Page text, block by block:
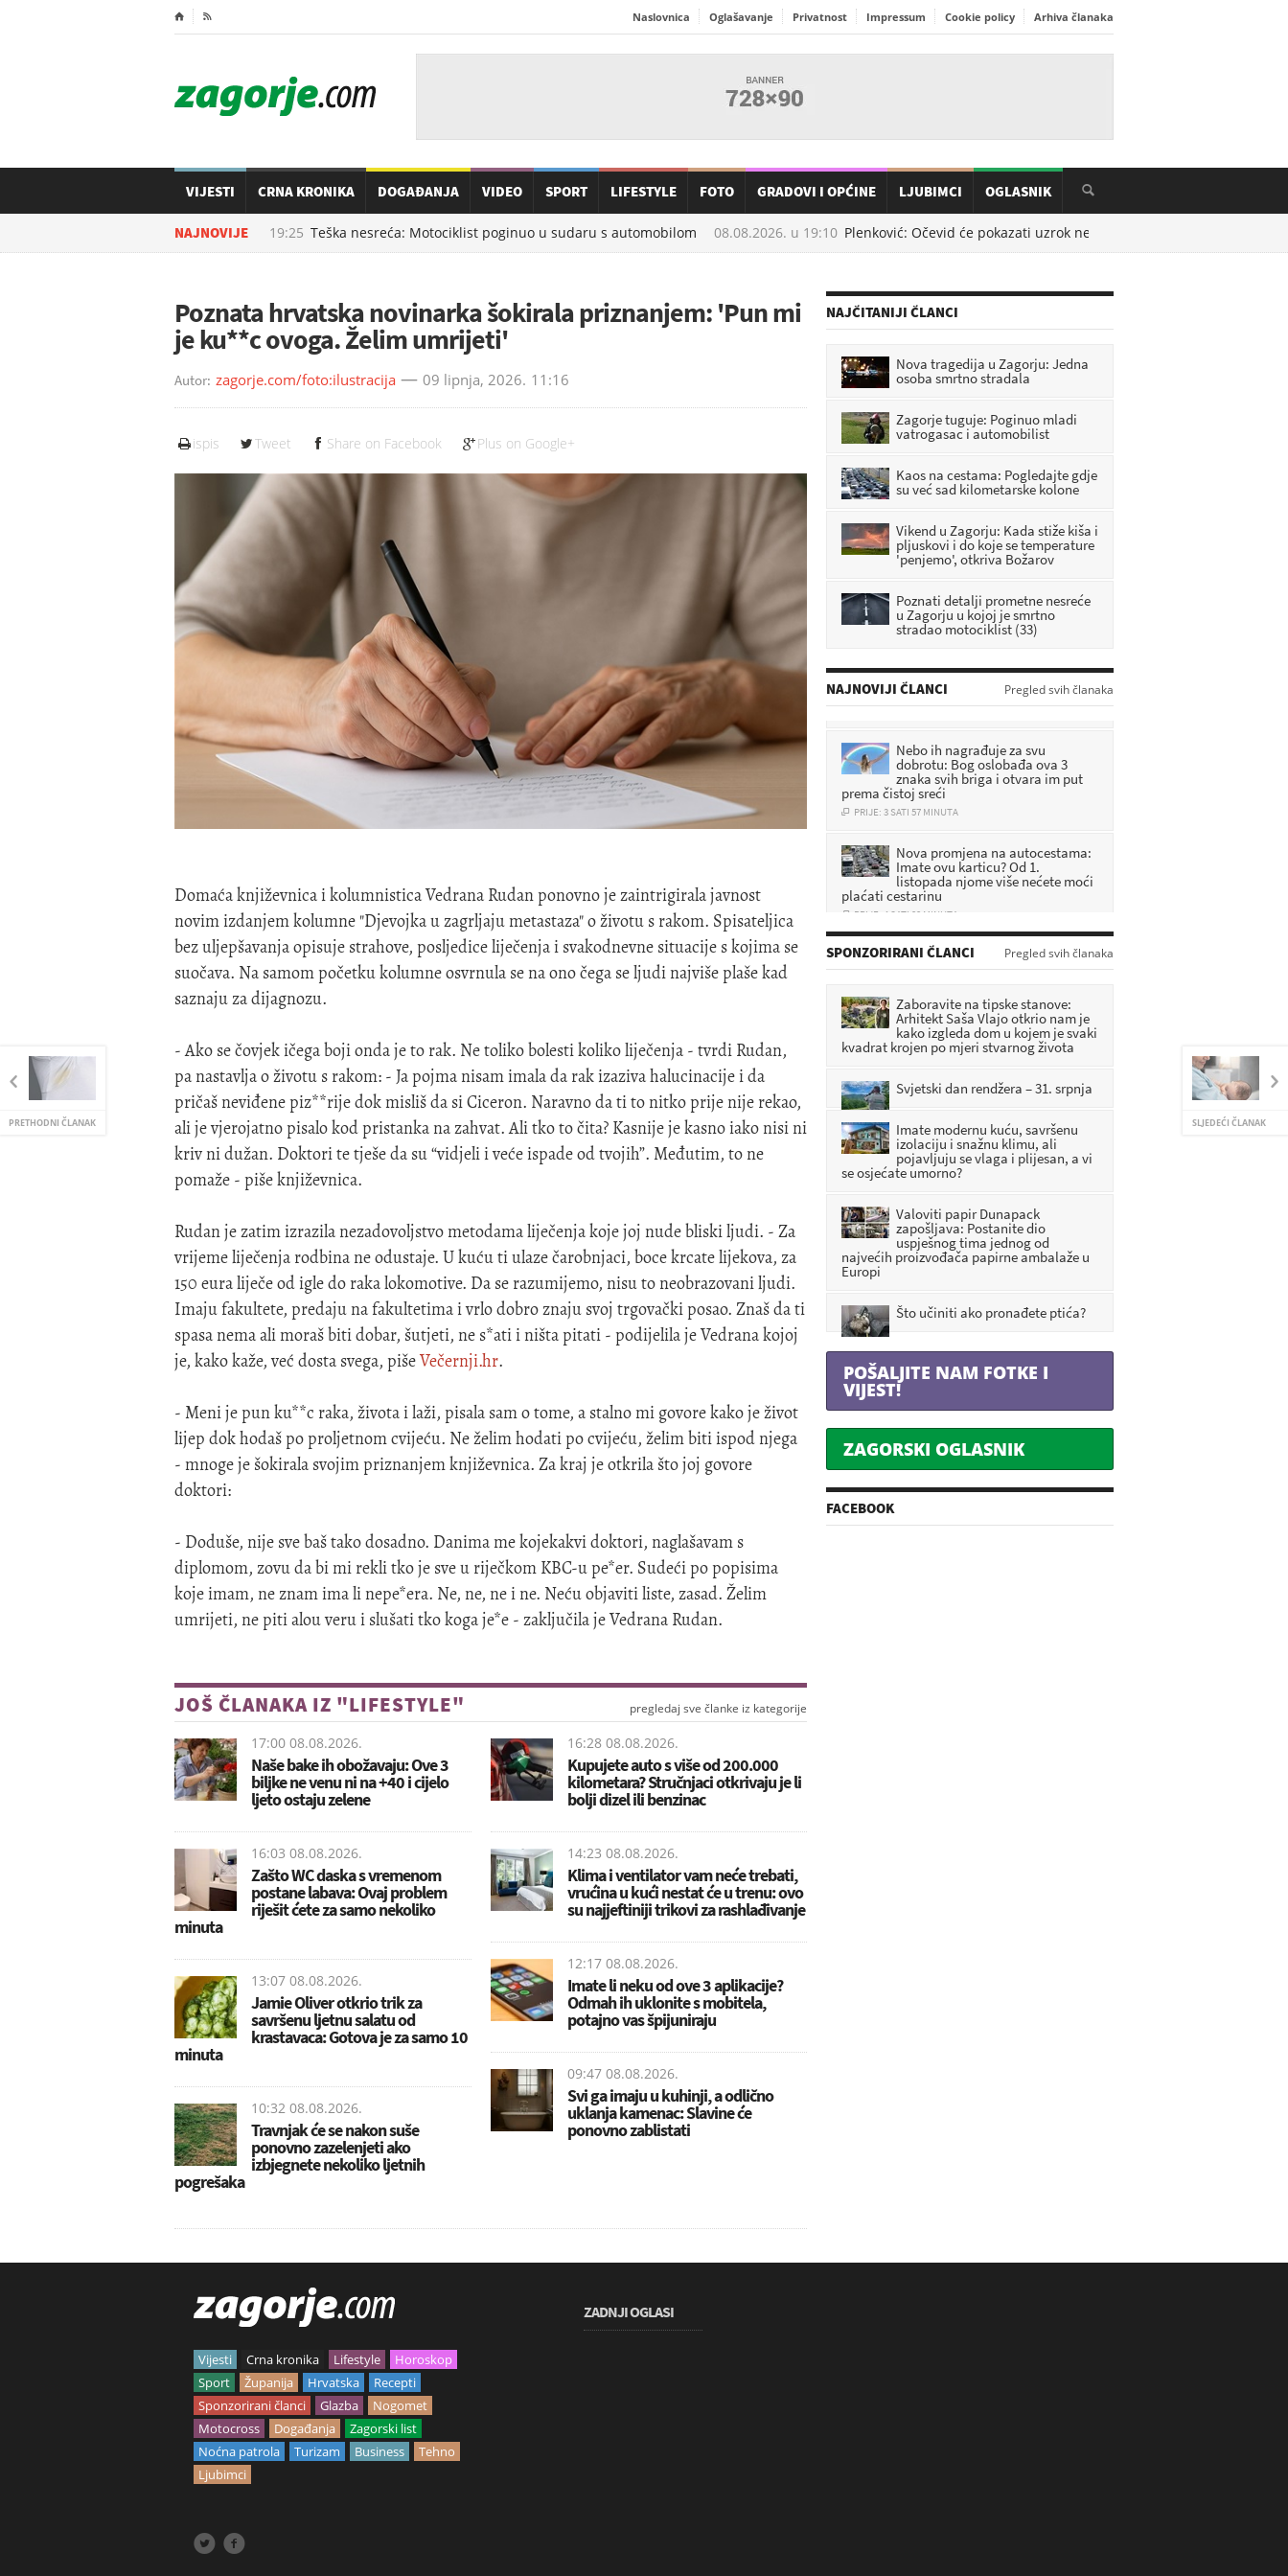
⌂  Naslovnica Oglašavanje Privatnost Impressum Cookie policy Arhiva članaka
VIJESTI CRNA KRONIKA DOGAĐANJA VIDEO SPORT LIFESTYLE FOTO GRADOVI I OPĆINE LJUBIMCI OGLASNIK
NAJNOVIJE
08.08.2026. u 19:25 Teška nesreća: Motociklist poginuo u sudaru s automobilom 08.08.2026. u19:10 Plenković: Očevid će pokazati uzrok nesreće, dobro je da nema žrtava
PRETHODNI ČLANAK SLJEDEĆI ČLANAK
Poznata hrvatska novinarka šokirala priznanjem: 'Pun mi
je ku**c ovoga. Želim umrijeti'
Autor: zagorje.com/foto:ilustracija 09 lipnja, 2026. 11:16
ispis Tweet Share on Facebook Plus on Google+
Domaća književnica i kolumnistica Vedrana Rudan ponovno je zaintrigirala javnost
novim izdanjem kolumne "Djevojka u zagrljaju metastaza" o životu s rakom. Spisateljica
bez uljepšavanja opisuje strahove, posljedice liječenja i svakodnevne situacije s kojima se
suočava. Na samom početku kolumne osvrnula se na ono čega se ljudi najviše plaše kad
saznaju za dijagnozu.
- Ako se čovjek ičega boji onda je to rak. Ne toliko bolesti koliko liječenja - tvrdi Rudan,
pa nastavlja o životu s rakom: - Ja pojma nisam imala da rak izaziva halucinacije i da
pričaš neviđene piz**rije dok misliš da si Ciceron. Naravno da ti to nitko prije nije rekao,
ali je vjerojatno pisalo kod pristanka na zahvat. Ali tko to čita? Kasnije je kasno iako nisi ni
kriv ni dužan. Doktori te tješe da su “vidjeli i veće ispade od tvojih”. Međutim, to ne
pomaže - piše književnica.
Rudan je zatim izrazila nezadovoljstvo metodama liječenja koje joj nude bliski ljudi. - Za
vrijeme liječenja rodbina ne odustaje. U kuću ti ulaze čarobnjaci, boce krcate lijekova, za
150 eura liječe od igle do raka lokomotive. Da se razumijemo, nisu to neobrazovani ljudi.
Imaju fakultete, predaju na fakultetima i vrlo dobro znaju svoj trgovački posao. Znaš da ti
spasa nema ali moraš biti dobar, šutjeti, ne s*ati i ništa pitati - podijelila je Vedrana kojoj
je, kako kaže, već dosta svega, pišeVečernji.hr.
- Meni je pun ku**c raka, života i laži, pisala sam o tome, a stalno mi govore kako je život
lijep dok hodaš po proljetnom cvijeću. Ne želim hodati po cvijeću, želim biti ispod njega
- mnoge je šokirala svojim priznanjem književnica. Za kraj je otkrila što joj govore
doktori:
- Doduše, nije sve baš tako dosadno. Danima me kojekakvi doktori, naglašavam s
diplomom, zovu da bi mi rekli tko je sve u riječkom KBC-u pe*er. Sudeći po popisima
koje imam, ne znam ima li nepe*era. Ne, ne, ne i ne. Neću objaviti liste, zasad. Želim
umrijeti, ne piti alou veru i slušati tko koga je*e - zaključila je Vedrana Rudan.
JOŠ ČLANAKA IZ "LIFESTYLE" pregledaj sve članke iz kategorije
17:00 08.08.2026.
Naše bake ih obožavaju: Ove 3
biljke ne venu ni na +40 i cijelo
ljeto ostaju zelene
16:03 08.08.2026.
Zašto WC daska s vremenom
postane labava: Ovaj problem
riješit ćete za samo nekoliko
minuta
13:07 08.08.2026.
Jamie Oliver otkrio trik za
savršenu ljetnu salatu od
krastavaca: Gotova je za samo 10
minuta
10:32 08.08.2026.
Travnjak će se nakon suše
ponovno zazelenjeti ako
izbjegnete nekoliko ljetnih
pogrešaka
16:28 08.08.2026.
Kupujete auto s više od 200.000
kilometara? Stručnjaci otkrivaju je li
bolji dizel ili benzinac
14:23 08.08.2026.
Klima i ventilator vam neće trebati,
vrućina u kući nestat će u trenu: ovo
su najjeftiniji trikovi za rashlađivanje
12:17 08.08.2026.
Imate li neku od ove 3 aplikacije?
Odmah ih uklonite s mobitela,
potajno vas špijuniraju
09:47 08.08.2026.
Svi ga imaju u kuhinji, a odlično
uklanja kamenac: Slavine će
ponovno zablistati
NAJČITANIJI ČLANCI
Nova tragedija u Zagorju: Jedna
osoba smrtno stradala
Zagorje tuguje: Poginuo mladi
vatrogasac i automobilist
Kaos na cestama: Pogledajte gdje
su već sad kilometarske kolone
Vikend u Zagorju: Kada stiže kiša i
pljuskovi i do koje se temperature
'penjemo', otkriva Božarov
Poznati detalji prometne nesreće
u Zagorju u kojoj je smrtno
stradao motociklist (33)
NAJNOVIJI ČLANCI Pregled svih članaka
dobrotu: Bog oslobađa ova 3
znaka svih briga i otvara im put
prema čistoj sreći
 PRIJE: 3 SATI 57 MINUTA
Imate ovu karticu? Od 1.
listopada njome više nećete moći
plaćati cestarinu
 PRIJE: 4 SATI 22 MINUTA
Teška nesreća: Motociklist
poginuo u sudaru s automobilom
Plenković: Očevid će pokazati
uzrok nesreće, dobro je da nema
žrtava
Rekordna 31 posada traži pobjedu
 PRIJE: 37 MINUTA
SPONZORIRANI ČLANCI Pregled svih članaka
Zaboravite na tipske stanove:
Arhitekt Saša Vlajo otkrio nam je
kako izgleda dom u kojem je svaki
kvadrat krojen po mjeri stvarnog života
Svjetski dan rendžera – 31. srpnja
Imate modernu kuću, savršenu
izolaciju i snažnu klimu, ali
pojavljuju se vlaga i plijesan, a vi
se osjećate umorno?
Valoviti papir Dunapack
zapošljava: Postanite dio
uspješnog tima jednog od
najvećih proizvođača papirne ambalaže u
Europi
Što učiniti ako pronađete ptića?
POŠALJITE NAM FOTKE I
VIJEST!
ZAGORSKI OGLASNIK
FACEBOOK
Vijesti Crna kronika Lifestyle
Horoskop
Sport
Županija Hrvatska
Recepti
Sponzorirani članci
Glazba
Nogomet
Motocross
Događanja
Zagorski list
Noćna patrola
Turizam Business
Tehno
Ljubimci
 
ZADNJI OGLASI